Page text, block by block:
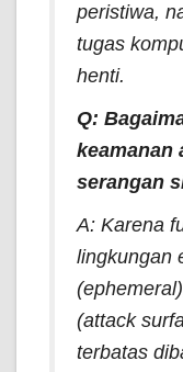
peristiwa,
tugas
henti.
Q:
keamanan
serangan
A: Karena
lingkungan
(ephemeral
(attack
terbatas